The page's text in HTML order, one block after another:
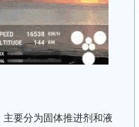
要分为固体推进剂和液